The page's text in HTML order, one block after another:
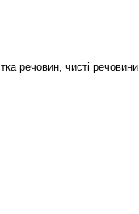
речовин, чисті речовини